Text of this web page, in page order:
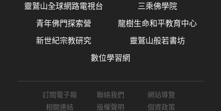
靈鷲山全球網路電視台 三乘佛學院
青年佛門探索營 龍樹生命和平教育中心
新世紀宗教研究 靈鷲山般若書坊
數位學習網
訂閱電子報 聯絡我們
網站導覽
相關連結
版權聲明 個資政策